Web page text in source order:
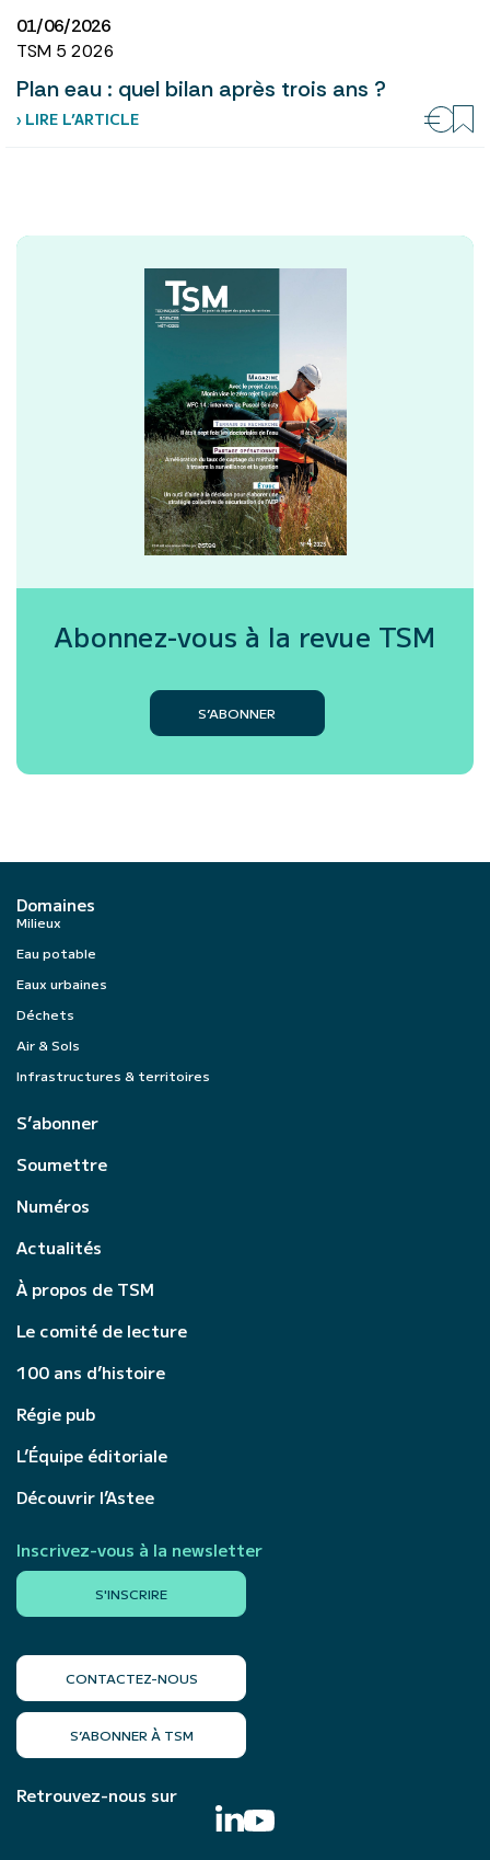
01/06/2026
TSM 5 2026
Plan eau : quel bilan après trois ans ?
› LIRE L’ARTICLE
Abonnez-vous à la revue TSM
S’ABONNER
Domaines
Milieux
Eau potable
Eaux urbaines
Déchets
Air & Sols
Infrastructures & territoires
S’abonner
Soumettre
Numéros
Actualités
À propos de TSM
Le comité de lecture
100 ans d’histoire
Régie pub
L’Équipe éditoriale
Découvrir l’Astee
Inscrivez-vous à la newsletter
S'INSCRIRE
CONTACTEZ-NOUS
S’ABONNER À TSM
Retrouvez-nous sur